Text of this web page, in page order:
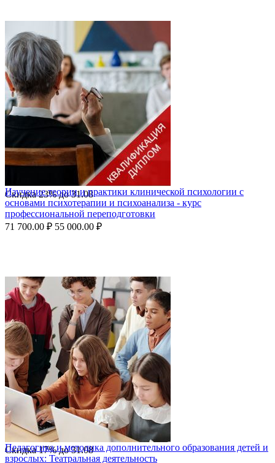
Скидка23%до31.08
Изучение теории и практики клинической психологии с
основами психотерапии и психоанализа - курс
профессиональной переподготовки
71 700.00 ₽ 55 000.00 ₽
Скидка17%до31.08
Педагогика и методика дополнительного образования детей и
взрослых: Театральная деятельность